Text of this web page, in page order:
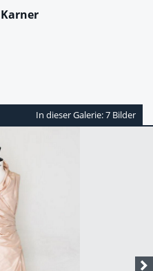
Karner
In dieser Galerie: 7 Bilder